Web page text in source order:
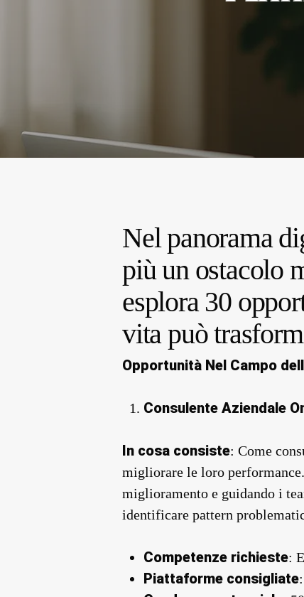
Nel panorama
più un ostacolo
esplora 30
vita può
Opportunità Nel Campo
Consulente Aziendale
In cosa consiste: Come
migliorare le loro
miglioramento e guidando i
identificare pattern
Competenze richieste:
Piattaforme consigliate